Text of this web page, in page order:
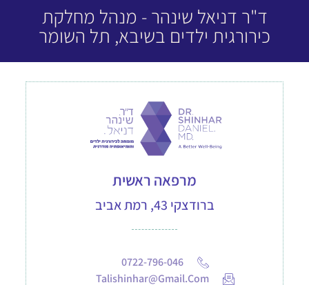
ד"ר דניאל שינהר - מנהל מחלקת
כירורגית ילדים בשיבא, תל השומר
מרפאה ראשית
ברודצקי 43, רמת אביב
0722-796-046
Talishinhar@gmail.com